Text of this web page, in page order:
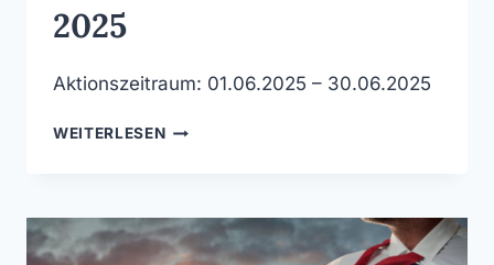
2025
Aktionszeitraum: 01.06.2025 – 30.06.2025
WEITERLESENMONATSANGEBOTE